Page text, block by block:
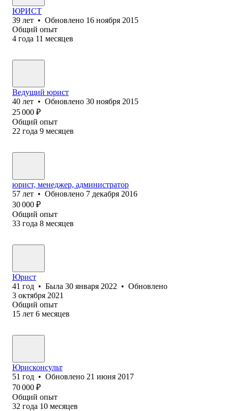
ЮРИСТ
39 лет • Обновлено 16 ноября 2015
Общий опыт
4 года 11 месяцев
Ведущий юрист
40 лет • Обновлено 30 ноября 2015
25 000 ₽
Общий опыт
22 года 9 месяцев
юрист, менеджер, администратор
57 лет • Обновлено 7 декабря 2016
30 000 ₽
Общий опыт
33 года 8 месяцев
Юрист
41 год • Была 30 января 2022 • Обновлено
3 октября 2021
Общий опыт
15 лет 6 месяцев
Юрисконсульт
51 год • Обновлено 21 июня 2017
70 000 ₽
Общий опыт
32 года 10 месяцев